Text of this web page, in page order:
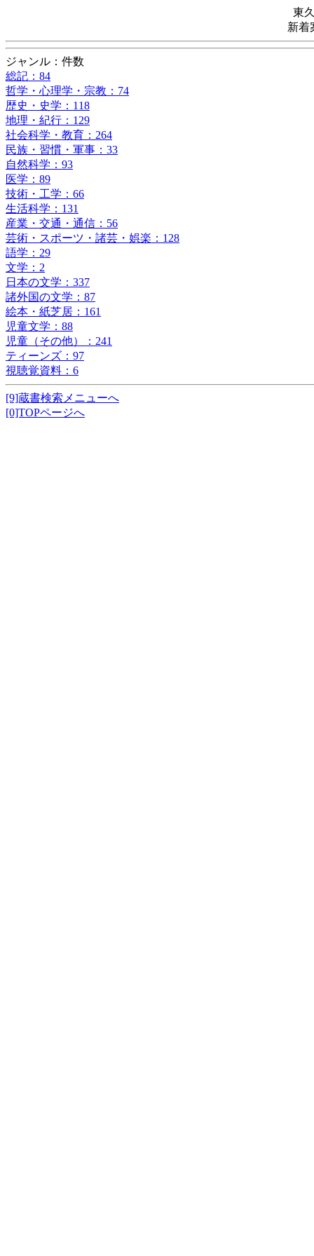
東
新着
ジャンル：件数
総記：84
哲学・心理学・宗教：74
歴史・史学：118
地理・紀行：129
社会科学・教育：264
民族・習慣・軍事：33
自然科学：93
医学：89
技術・工学：66
生活科学：131
産業・交通・通信：56
芸術・スポーツ・諸芸・娯楽：128
語学：29
文学：2
日本の文学：337
諸外国の文学：87
絵本・紙芝居：161
児童文学：88
児童（その他）：241
ティーンズ：97
視聴覚資料：6
[9]蔵書検索メニューへ
[0]TOPページへ